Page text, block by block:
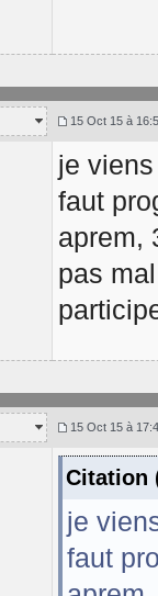
15 Oct 15 à
je
faut
aprem,
pas
15 Oct 15 à
Citation
je
faut